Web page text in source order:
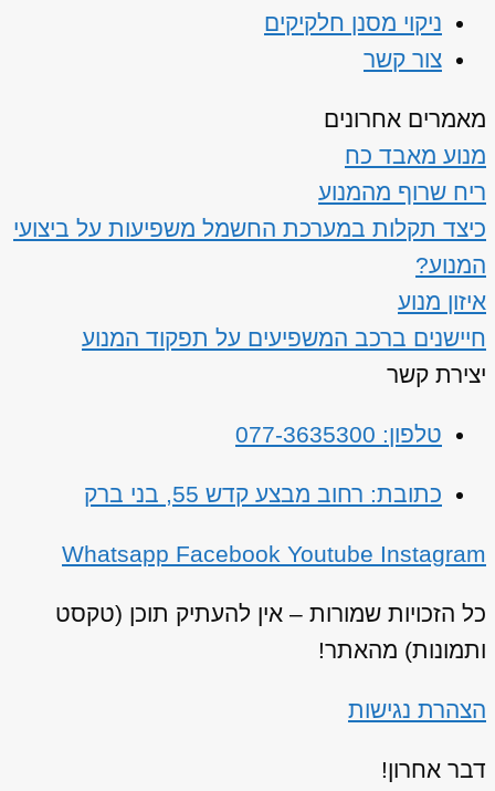
ניקוי מסנן חלקיקים
צור קשר
מאמרים אחרונים
מנוע מאבד כח
ריח שרוף מהמנוע
כיצד תקלות במערכת החשמל משפיעות על ביצועי
המנוע?
איזון מנוע
חיישנים ברכב המשפיעים על תפקוד המנוע
יצירת קשר
טלפון: 077-3635300
כתובת: רחוב מבצע קדש 55, בני ברק
Whatsapp Facebook Youtube Instagram
כל הזכויות שמורות – אין להעתיק תוכן (טקסט
ותמונות) מהאתר!
הצהרת נגישות
דבר אחרון!